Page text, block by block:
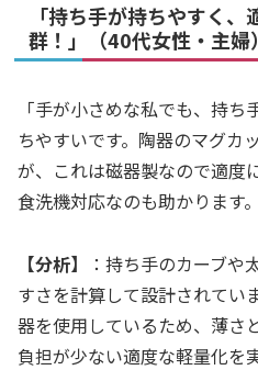
「持ち手が持ちやすく
群！」（40代女性・主婦）
「手が小さめな私でも、持
ちやすいです。陶器のマグカ
が、これは磁器製なので適度
食洗機対応なのも助かります。
【分析】
：持ち手のカーブや
すさを計算して設計されてい
器を使用しているため、薄さ
負担が少ない適度な軽量化を